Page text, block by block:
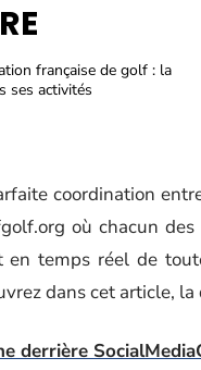
française de golf : la
ses activités
coordination
où chacun
en temps réel de
dans cet article,
derrière